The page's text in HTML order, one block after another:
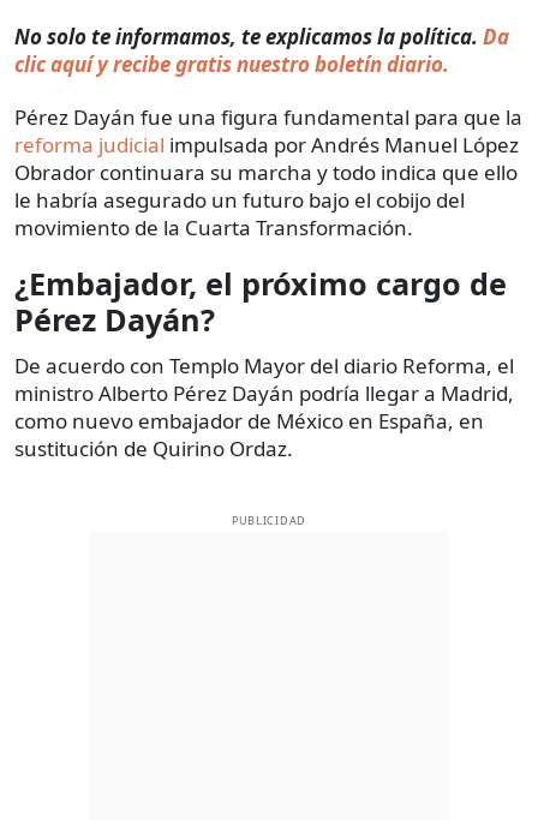
No solo te informamos, te explicamos la política. Da
clic aquí y recibe gratis nuestro boletín diario.
Pérez Dayán fue una figura fundamental para que la
reforma judicial impulsada por Andrés Manuel López
Obrador continuara su marcha y todo indica que ello
le habría asegurado un futuro bajo el cobijo del
movimiento de la Cuarta Transformación.
¿Embajador, el próximo cargo de
Pérez Dayán?
De acuerdo con Templo Mayor del diario Reforma, el
ministro Alberto Pérez Dayán podría llegar a Madrid,
como nuevo embajador de México en España, en
sustitución de Quirino Ordaz.
PUBLICIDAD